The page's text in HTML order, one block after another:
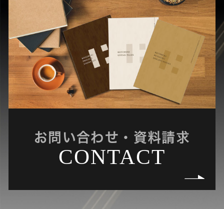
お問い合わせ・資料請求
CONTACT